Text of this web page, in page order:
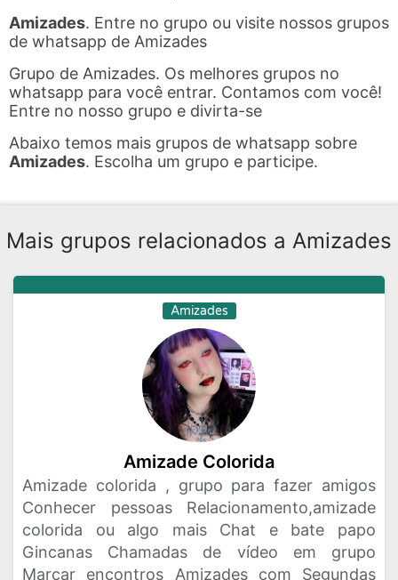
Amizades. Entre no grupo ou visite nossos grupos
de whatsapp de Amizades
Grupo de Amizades. Os melhores grupos no
whatsapp para você entrar. Contamos com você!
Entre no nosso grupo e divirta-se
Abaixo temos mais grupos de whatsapp sobre
Amizades. Escolha um grupo e participe.
Mais grupos relacionados a Amizades
Amizades
Amizade Colorida
Amizade colorida , grupo para fazer amigos
Conhecer pessoas Relacionamento,amizade
colorida ou algo mais Chat e bate papo
Gincanas Chamadas de vídeo em grupo
Marcar encontros Amizades com Segundas